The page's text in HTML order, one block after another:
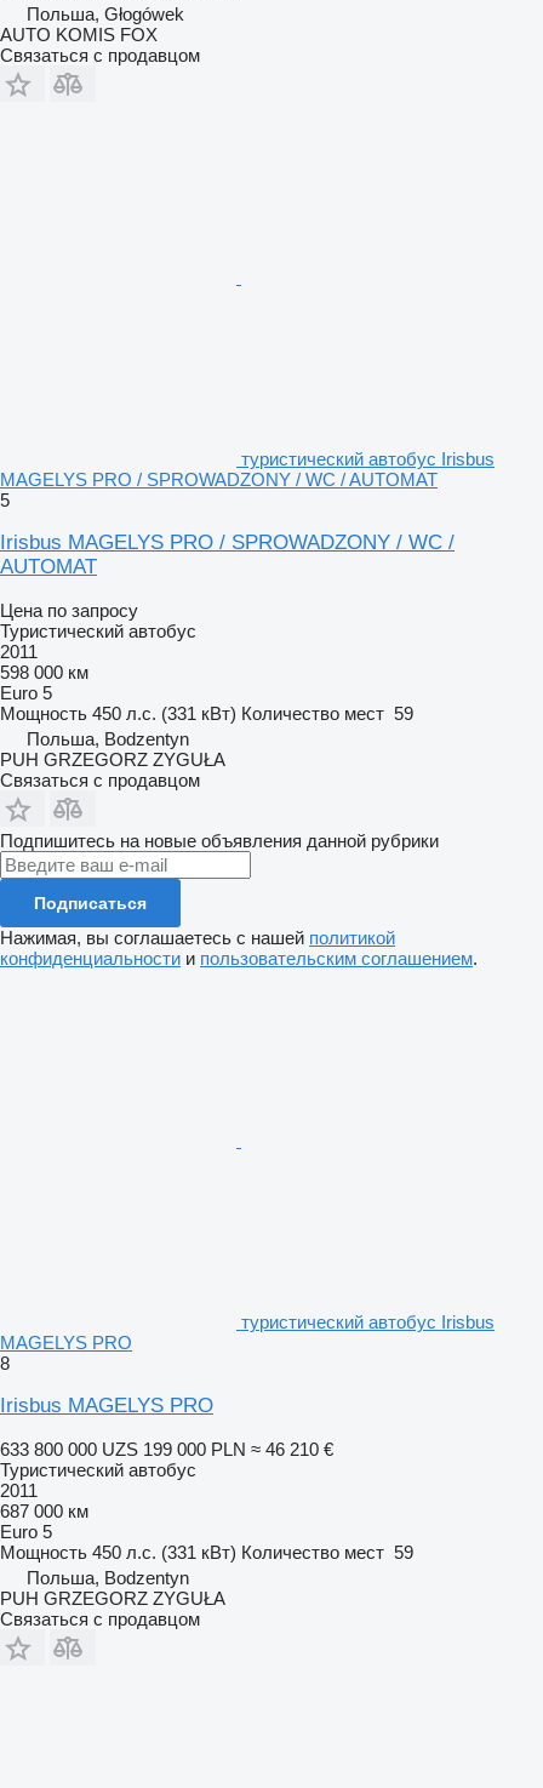
Польша, Głogówek
AUTO KOMIS FOX
Связаться с продавцом
туристический автобус Irisbus
MAGELYS PRO / SPROWADZONY / WC / AUTOMAT
5
Irisbus MAGELYS PRO / SPROWADZONY / WC /
AUTOMAT
Цена по запросу
Туристический автобус
2011
598 000 км
Euro 5
Мощность 450 л.с. (331 кВт) Количество мест 59
Польша, Bodzentyn
PUH GRZEGORZ ZYGUŁA
Связаться с продавцом
Подпишитесь на новые объявления данной рубрики
Подписаться
Нажимая, вы соглашаетесь с нашей политикой
конфиденциальности и пользовательским соглашением.
туристический автобус Irisbus
MAGELYS PRO
8
Irisbus MAGELYS PRO
633 800 000 UZS 199 000 PLN ≈ 46 210 €
Туристический автобус
2011
687 000 км
Euro 5
Мощность 450 л.с. (331 кВт) Количество мест 59
Польша, Bodzentyn
PUH GRZEGORZ ZYGUŁA
Связаться с продавцом